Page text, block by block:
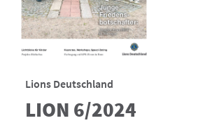
Lions Deutschland
LION 6/2024